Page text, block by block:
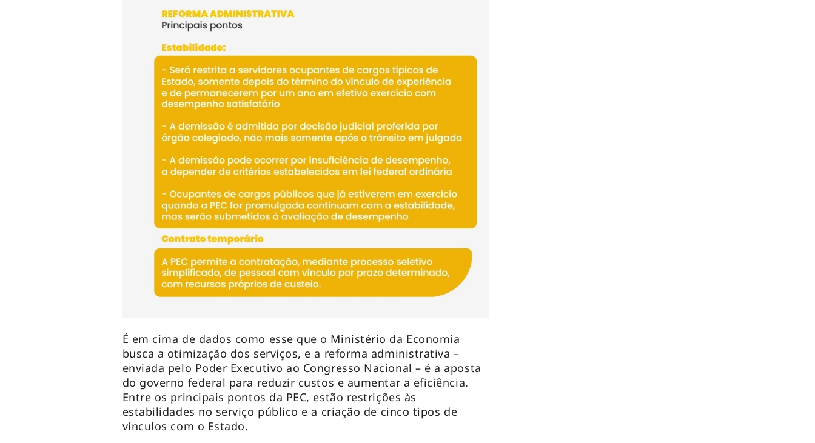
É em cima de dados como esse que o Ministério da Economia
busca a otimização dos serviços, e a reforma administrativa –
enviada pelo Poder Executivo ao Congresso Nacional – é a aposta
do governo federal para reduzir custos e aumentar a eficiência.
Entre os principais pontos da PEC, estão restrições às
estabilidades no serviço público e a criação de cinco tipos de
vínculos com o Estado.